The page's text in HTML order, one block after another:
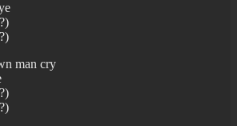
man cry